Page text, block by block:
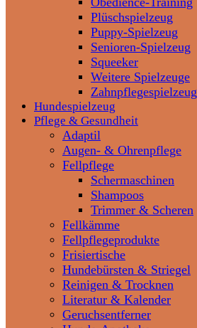
Plüschspielzeug
Puppy-Spielzeug
Senioren-Spielzeug
Squeeker
Weitere Spielzeuge
Zahnpflegespielzeug
Hundespielzeug
Pflege & Gesundheit
Adaptil
Augen- & Ohrenpflege
Fellpflege
Schermaschinen
Shampoos
Trimmer & Scheren
Fellkämme
Fellpflegeprodukte
Frisiertische
Hundebürsten & Striegel
Reinigen & Trocknen
Literatur & Kalender
Geruchsentferner